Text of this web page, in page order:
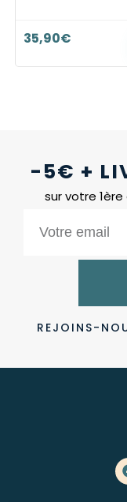
35,90€
-5€ +
sur votre
REJOINS-